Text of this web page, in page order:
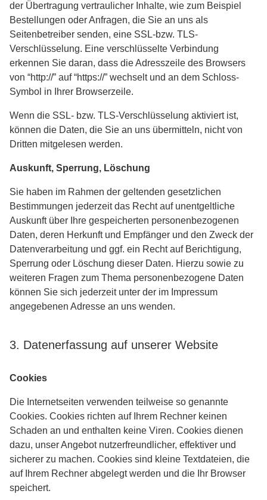
der Übertragung vertraulicher Inhalte, wie zum Beispiel
Bestellungen oder Anfragen, die Sie an uns als
Seitenbetreiber senden, eine SSL-bzw. TLS-
Verschlüsselung. Eine verschlüsselte Verbindung
erkennen Sie daran, dass die Adresszeile des Browsers
von “http://” auf “https://” wechselt und an dem Schloss-
Symbol in Ihrer Browserzeile.
Wenn die SSL- bzw. TLS-Verschlüsselung aktiviert ist,
können die Daten, die Sie an uns übermitteln, nicht von
Dritten mitgelesen werden.
Auskunft, Sperrung, Löschung
Sie haben im Rahmen der geltenden gesetzlichen
Bestimmungen jederzeit das Recht auf unentgeltliche
Auskunft über Ihre gespeicherten personenbezogenen
Daten, deren Herkunft und Empfänger und den Zweck der
Datenverarbeitung und ggf. ein Recht auf Berichtigung,
Sperrung oder Löschung dieser Daten. Hierzu sowie zu
weiteren Fragen zum Thema personenbezogene Daten
können Sie sich jederzeit unter der im Impressum
angegebenen Adresse an uns wenden.
3. Datenerfassung auf unserer Website
Cookies
Die Internetseiten verwenden teilweise so genannte
Cookies. Cookies richten auf Ihrem Rechner keinen
Schaden an und enthalten keine Viren. Cookies dienen
dazu, unser Angebot nutzerfreundlicher, effektiver und
sicherer zu machen. Cookies sind kleine Textdateien, die
auf Ihrem Rechner abgelegt werden und die Ihr Browser
speichert.